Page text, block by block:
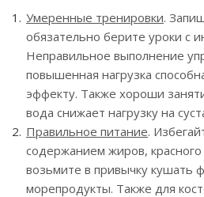
Умеренные тренировки.
обязательно берите уроки с
Неправильное выполнение
повышенная нагрузка
эффекту. Также хороши
вода снижает нагрузку на
Правильное питание.
содержанием жиров,
возьмите в привычку кушать
морепродукты. Также для